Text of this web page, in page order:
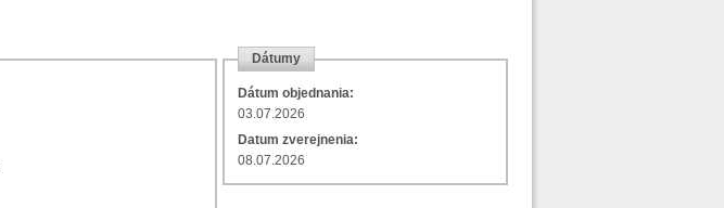
Dátumy
Dátum objednania:
03.07.2026
Datum zverejnenia:
08.07.2026